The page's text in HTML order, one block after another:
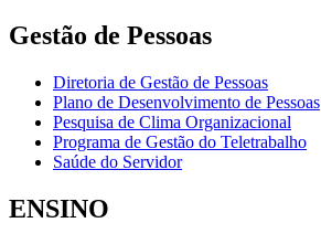
Gestão de Pessoas
Diretoria de Gestão de Pessoas
Plano de Desenvolvimento de Pessoas
Pesquisa de Clima Organizacional
Programa de Gestão do Teletrabalho
Saúde do Servidor
ENSINO